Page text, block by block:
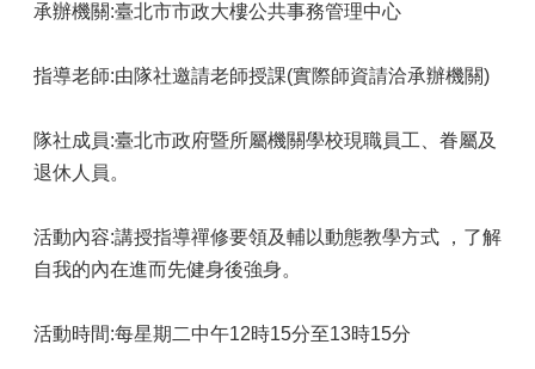
承辦機關:臺北市市政大樓公共事務管理中心
指導老師:由隊社邀請老師授課(實際師資請洽承辦機關)
隊社成員:臺北市政府暨所屬機關學校現職員工、眷屬及
退休人員。
活動內容:講授指導禪修要領及輔以動態教學方式 ，了解
自我的內在進而先健身後強身。
活動時間:每星期二中午12時15分至13時15分